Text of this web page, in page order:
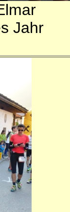
Jahr